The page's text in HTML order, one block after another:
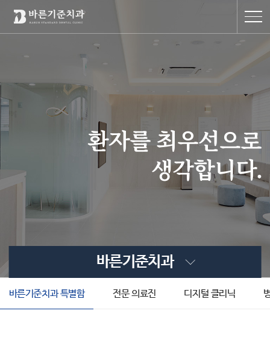
환자를 최우선으로
생각합니다.
바른기준치과
바른기준치과 특별함 전문 의료진 디지털 클리닉